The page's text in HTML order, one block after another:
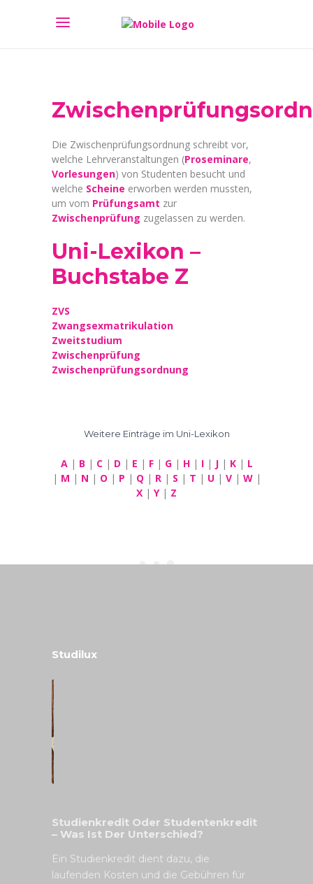
Die Zwischenprüfungsordnung schreibt vor,
welche Lehrveranstaltungen (Proseminare,
Vorlesungen) von Studenten besucht und
welche Scheine erworben werden mussten,
um vom Prüfungsamt zur
Zwischenprüfung zugelassen zu werden.
Uni-Lexikon –
Buchstabe Z
ZVS
Zwangsexmatrikulation
Zweitstudium
Zwischenprüfung
Zwischenprüfungsordnung
Weitere Einträge im Uni-Lexikon
A| B | C| D | E | F| G| H| I| J| K| L
| M | N | O | P | Q | R| S | T | U| V| W|
X | Y| Z
Studilux
Studienkredit Oder Studentenkredit
– Was Ist Der Unterschied?
Ein Studienkredit dient dazu, die
laufenden Kosten und die Gebühren für